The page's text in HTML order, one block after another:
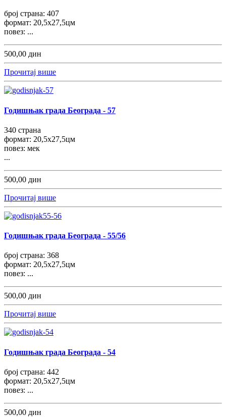
број страна: 407
формат: 20,5x27,5цм
повез: ...
500,00 дин
Прочитај више
Годишњак града Београда - 57
340 страна
формат: 20,5x27,5цм
повез: мек
...
500,00 дин
Прочитај више
Годишњак града Београда - 55/56
број страна: 368
формат: 20,5x27,5цм
повез: ...
500,00 дин
Прочитај више
Годишњак града Београда - 54
број страна: 442
формат: 20,5x27,5цм
повез: ...
500,00 дин